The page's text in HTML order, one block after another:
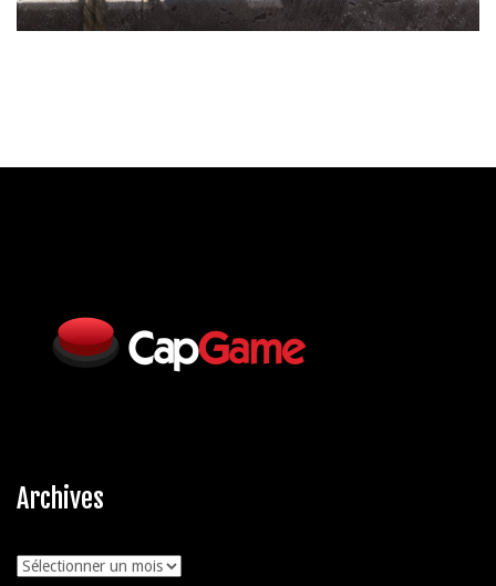
Archives
Archives